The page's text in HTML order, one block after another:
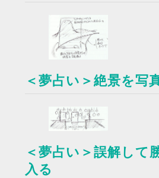
＜夢占い＞絶景を写
＜夢占い＞誤解して
入る